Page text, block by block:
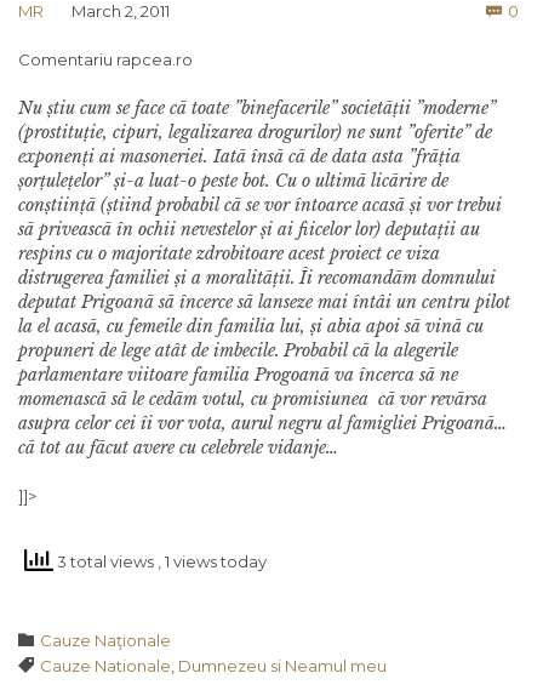
MR March 2, 2011  0
Comentariu rapcea.ro
Nu știu cum se face cã toate ”binefacerile” societãții ”moderne”
(prostituție, cipuri, legalizarea drogurilor) ne sunt ”oferite” de
exponenți ai masoneriei. Iatã însã cã de data asta ”frãția
șorțulețelor” și-a luat-o peste bot. Cu o ultimã licãrire de
conștiințã (știind probabil cã se vor întoarce acasã și vor trebui
sã priveascã în ochii nevestelor și ai fiicelor lor) deputații au
respins cu o majoritate zdrobitoare acest proiect ce viza
distrugerea familiei și a moralitãții. Îi recomandãm domnului
deputat Prigoanã sã încerce sã lanseze mai întâi un centru pilot
la el acasã, cu femeile din familia lui, și abia apoi sã vinã cu
propuneri de lege atât de imbecile. Probabil cã la alegerile
parlamentare viitoare familia Progoanã va încerca sã ne
momenascã sã le cedãm votul, cu promisiunea cã vor revãrsa
asupra celor cei îi vor vota, aurul negru al famigliei Prigoanã…
cã tot au fãcut avere cu celebrele vidanje…
]]>
3 total views , 1 views today
 Category
Cauze Naţionale
 Tags
Cauze Nationale Dumnezeu si Neamul meu